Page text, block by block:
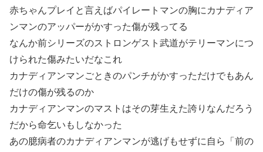
赤ちゃんプレイと言えばパイレートマンの胸にカナディア
ンマンのアッパーがかすった傷が残ってる
なんか前シリーズのストロンゲスト武道がテリーマンにつ
けられた傷みたいだなこれ
カナディアンマンごときのパンチがかすっただけでもあん
だけの傷が残るのか
カナディアンマンのマストはその芽生えた誇りなんだろう
だから命乞いもしなかった
あの臆病者のカナディアンマンが逃げもせずに自ら「前の